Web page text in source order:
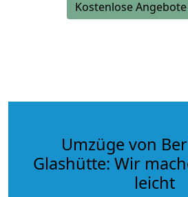
Kostenlose
Umzüge von
Glashütte: Wir
leicht